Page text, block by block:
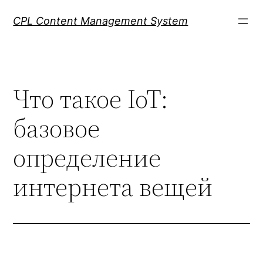
CPL Content Management System
Что такое IoT:
базовое
определение
интернета вещей